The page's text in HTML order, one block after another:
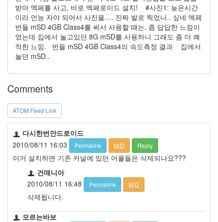
받아 엑페를 사고, 바로 엑페로이드 설치! #사진1: 늦은시간
이라 언능 자야 되어서 사진을…. 진짜 발로 찍었나.. 싶네 엑페
번들 mSD 4GB Class4를 써서 사용할 때는, 좀 답답한 느낌이
였는데 집에서 놀고있던 8G mSD를 사용하니 그래도 좀 더 쾌
적한 느낌. 번들 mSD 4GB Class4의 속도측정 결과 집에서
놀던 mSD..
Comments
ATOM Feed Link
다시한번안드로이드
2010/08/11 16:03
Permalink M/D Reply
이거 설치하면 기존 커널에 있던 어플들은 삭제되나요???
건매니아
2010/08/11 16:48
Permalink M/D
삭제됩니다.
모르는바보